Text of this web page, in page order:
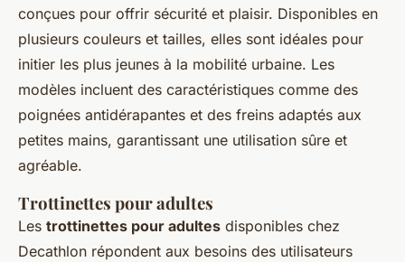
conçues pour offrir sécurité et plaisir. Disponibles en
plusieurs couleurs et tailles, elles sont idéales pour
initier les plus jeunes à la mobilité urbaine. Les
modèles incluent des caractéristiques comme des
poignées antidérapantes et des freins adaptés aux
petites mains, garantissant une utilisation sûre et
agréable.
Trottinettes pour adultes
Les trottinettes pour adultes disponibles chez
Decathlon répondent aux besoins des utilisateurs